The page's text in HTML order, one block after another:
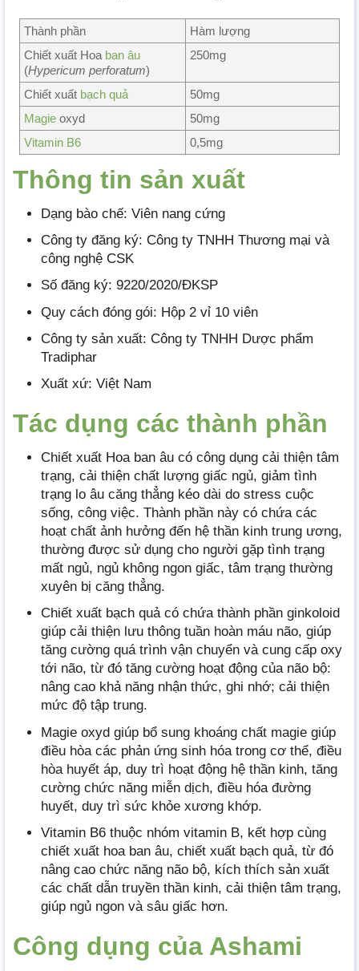
Thành phần
Hàm lượng
Chiết xuất Hoa ban âu
(Hypericum perforatum)
250mg
Chiết xuất bạch quả
50mg
Magie oxyd
50mg
Vitamin B6
0,5mg
Thông tin sản xuất
Dạng bào chế: Viên nang cứng
Công ty đăng ký: Công ty TNHH Thương mại và
công nghệ CSK
Số đăng ký: 9220/2020/ĐKSP
Quy cách đóng gói: Hộp 2 vỉ 10 viên
Công ty sản xuất: Công ty TNHH Dược phẩm
Tradiphar
Xuất xứ: Việt Nam
Tác dụng các thành phần
Chiết xuất Hoa ban âu có công dụng cải thiện tâm
trạng, cải thiện chất lượng giấc ngủ, giảm tình
trạng lo âu căng thẳng kéo dài do stress cuộc
sống, công việc. Thành phần này có chứa các
hoạt chất ảnh hưởng đến hệ thần kinh trung ương,
thường được sử dụng cho người gặp tình trạng
mất ngủ, ngủ không ngon giấc, tâm trạng thường
xuyên bị căng thẳng.
Chiết xuất bạch quả có chứa thành phần ginkoloid
giúp cải thiện lưu thông tuần hoàn máu não, giúp
tăng cường quá trình vận chuyển và cung cấp oxy
tới não, từ đó tăng cường hoạt động của não bộ:
nâng cao khả năng nhận thức, ghi nhớ; cải thiện
mức độ tập trung.
Magie oxyd giúp bổ sung khoáng chất magie giúp
điều hòa các phản ứng sinh hóa trong cơ thể, điều
hòa huyết áp, duy trì hoạt động hệ thần kinh, tăng
cường chức năng miễn dịch, điều hóa đường
huyết, duy trì sức khỏe xương khớp.
Vitamin B6 thuộc nhóm vitamin B, kết hợp cùng
chiết xuất hoa ban âu, chiết xuất bạch quả, từ đó
nâng cao chức năng não bộ, kích thích sản xuất
các chất dẫn truyền thần kinh, cải thiện tâm trạng,
giúp ngủ ngon và sâu giấc hơn.
Công dụng của Ashami